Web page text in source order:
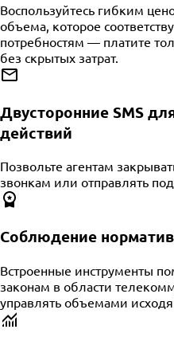
Воспользуйтесь гибким
объема, которое
потребностям — платите
без скрытых затрат.
Двусторонние SMS
действий
Позвольте агентам
звонкам или отправлять
Соблюдение
Встроенные инструменты
законам в области
управлять объемами